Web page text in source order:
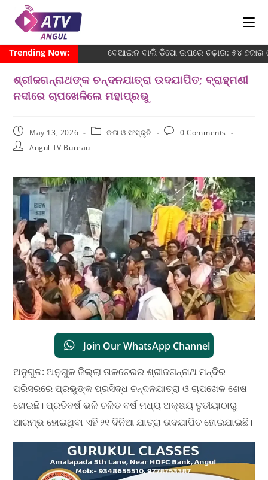
Trending Now: ବେଆଇନ ବାଲି ଡିପୋ ଉପରେ ଚଢ଼ାଉ: ୫୪ ହଜାର
ଶ୍ରୀଜଗନ୍ନାଥଙ୍କ ଚନ୍ଦନଯାତ୍ରା ଉଦଯାପିତ; ବ୍ରାହ୍ମଣୀ
ନଦୀରେ ଚାପଖେଳିଲେ ମହାପ୍ରଭୁ
May 13, 2026 କଳା ଓ ସଂସ୍କୃତି
0 Comments
Angul TV Bureau
Join Our WhatsApp Channel
ଅନୁଗୁଳ: ଅନୁଗୁଳ ଜିଲ୍ଲା ତାଳଚେରର ଶ୍ରୀଜଗନ୍ନାଥ ମନ୍ଦିର
ପରିସରରେ ପ୍ରଭୁଙ୍କ ପ୍ରସିଦ୍ଧ ଚନ୍ଦନଯାତ୍ରା ଓ ଚାପଖେଳ ଶେଷ
ହୋଇଛି। ପ୍ରତିବର୍ଷ ଭଳି ଚଳିତ ବର୍ଷ ମଧ୍ୟ ଅକ୍ଷୟ ତୃତୀୟାଠାରୁ
ଆରମ୍ଭ ହୋଇଥିବା ଏହି ୨୧ ଦିନିଆ ଯାତ୍ରା ଉଦଯାପିତ ହୋଇଯାଇଛି।